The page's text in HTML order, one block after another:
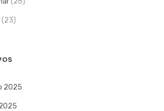
(23)
2025